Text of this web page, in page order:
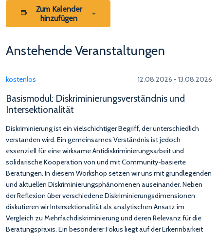
Zum Kalender
hinzufügen
Anstehende Veranstaltungen
kostenlos 12.08.2026 - 13.08.2026
Basismodul: Diskriminierungsverständnis und
Intersektionalität
Diskriminierung ist ein vielschichtiger Begriff, der unterschiedlich
verstanden wird. Ein gemeinsames Verständnis ist jedoch
essenziell für eine wirksame Antidiskriminierungsarbeit und
solidarische Kooperation von und mit Community-basierte
Beratungen. In diesem Workshop setzen wir uns mit grundlegenden
und aktuellen Diskriminierungsphänomenen auseinander. Neben
der Reflexion über verschiedene Diskriminierungsdimensionen
diskutieren wir Intersektionalität als analytischen Ansatz im
Vergleich zu Mehrfachdiskriminierung und deren Relevanz für die
Beratungspraxis. Ein besonderer Fokus liegt auf der Erkennbarkeit